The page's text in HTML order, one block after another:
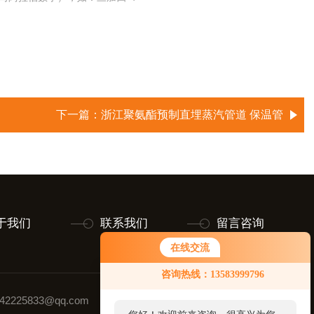
在线交流
咨询热线：13583999796
下一篇： 浙江聚氨酯预制直埋蒸汽管道 保温管
我们 联系我们 留言咨询